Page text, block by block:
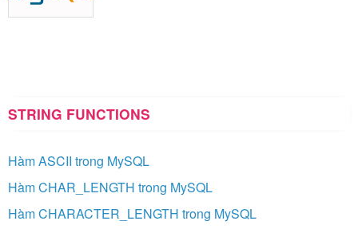
STRING FUNCTIONS
Hàm ASCII trong MySQL
Hàm CHAR_LENGTH trong MySQL
Hàm CHARACTER_LENGTH trong MySQL